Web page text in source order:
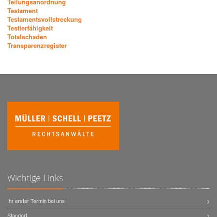
Testament
Testamentsvollstreckung
Testierfähigkeit
Totalschaden
Transparenzregister
Wichtige Links
Ihr erster Termin bei uns
Standort